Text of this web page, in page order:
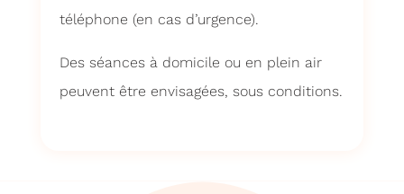
téléphone (en cas d’urgence).
Des séances à domicile ou en plein air
peuvent être envisagées, sous conditions.